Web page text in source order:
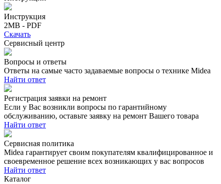
Инструкция
2MB - PDF
Скачать
Сервисный центр
Вопросы и ответы
Ответы на самые часто задаваемые вопросы о технике Midea
Найти ответ
Регистрация заявки на ремонт
Если у Вас возникли вопросы по гарантийному
обслуживанию, оставьте заявку на ремонт Вашего товара
Найти ответ
Сервисная политика
Midea гарантирует своим покупателям квалифицированное и
своевременное решение всех возникающих у вас вопросов
Найти ответ
Каталог